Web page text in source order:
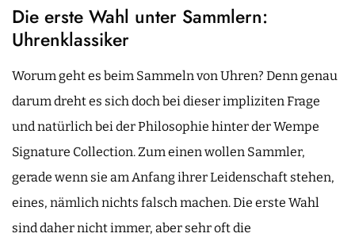
Die erste Wahl unter Sammlern:
Uhrenklassiker
Worum geht es beim Sammeln von Uhren? Denn genau
darum dreht es sich doch bei dieser impliziten Frage
und natürlich bei der Philosophie hinter der Wempe
Signature Collection. Zum einen wollen Sammler,
gerade wenn sie am Anfang ihrer Leidenschaft stehen,
eines, nämlich nichts falsch machen. Die erste Wahl
sind daher nicht immer, aber sehr oft die